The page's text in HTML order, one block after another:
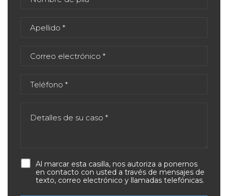
Al marcar esta casilla, nos autoriza a ponernos
en contacto con usted a través de mensajes de
texto, correo electrónico y llamadas telefónicas.